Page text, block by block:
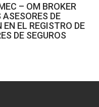
– OM BROKER
DE
EL REGISTRO DE
DE SEGUROS